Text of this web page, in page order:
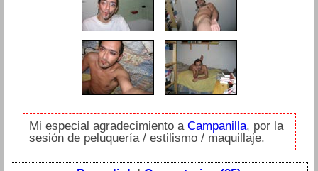
Mi especial agradecimiento a Campanilla, por la
sesión de peluquería / estilismo / maquillaje.